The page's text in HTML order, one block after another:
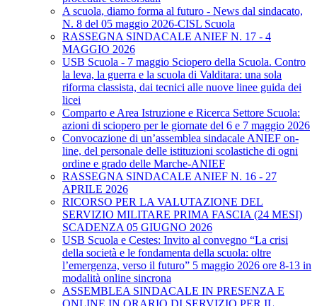
A scuola, diamo forma al futuro - News dal sindacato,
N. 8 del 05 maggio 2026-CISL Scuola
RASSEGNA SINDACALE ANIEF N. 17 - 4
MAGGIO 2026
USB Scuola - 7 maggio Sciopero della Scuola. Contro
la leva, la guerra e la scuola di Valditara: una sola
riforma classista, dai tecnici alle nuove linee guida dei
licei
Comparto e Area Istruzione e Ricerca Settore Scuola:
azioni di sciopero per le giornate del 6 e 7 maggio 2026
Convocazione di un’assemblea sindacale ANIEF on-
line, del personale delle istituzioni scolastiche di ogni
ordine e grado delle Marche-ANIEF
RASSEGNA SINDACALE ANIEF N. 16 - 27
APRILE 2026
RICORSO PER LA VALUTAZIONE DEL
SERVIZIO MILITARE PRIMA FASCIA (24 MESI)
SCADENZA 05 GIUGNO 2026
USB Scuola e Cestes: Invito al convegno “La crisi
della società e le fondamenta della scuola: oltre
l’emergenza, verso il futuro” 5 maggio 2026 ore 8-13 in
modalità online sincrona
ASSEMBLEA SINDACALE IN PRESENZA E